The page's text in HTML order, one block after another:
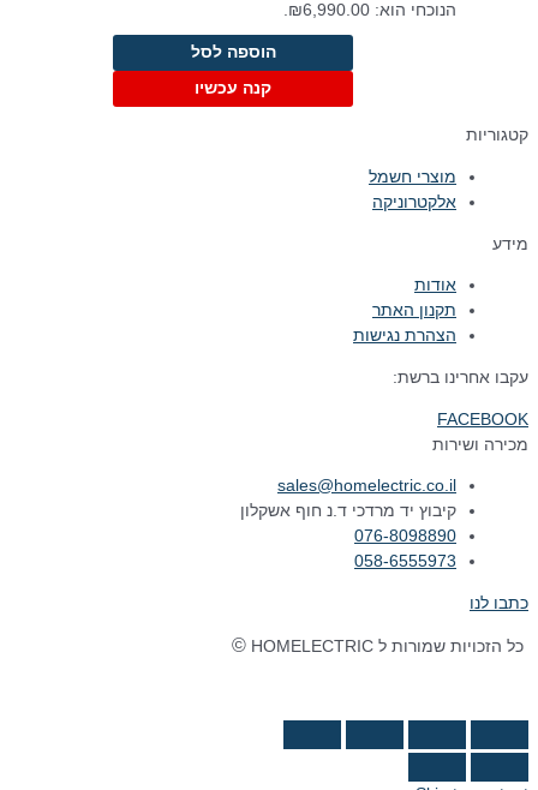
הנוכחי הוא: ₪6,990.00.
הוספה לסל
קנה עכשיו
קטגוריות
מוצרי חשמל
אלקטרוניקה
מידע
אודות
תקנון האתר
הצהרת נגישות
עקבו אחרינו ברשת:
FACEBOOK
מכירה ושירות
sales@homelectric.co.il
קיבוץ יד מרדכי ד.נ חוף אשקלון
076-8098890
058-6555973
כתבו לנו
כל הזכויות שמורות ל HOMELECTRIC ©